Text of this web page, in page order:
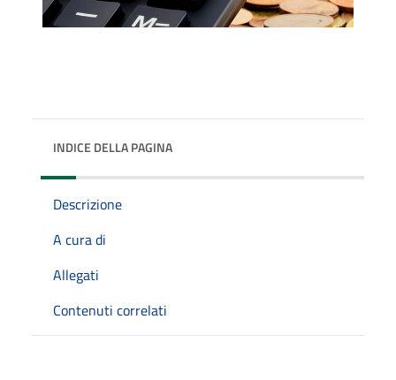
INDICE DELLA PAGINA
Descrizione
A cura di
Allegati
Contenuti correlati